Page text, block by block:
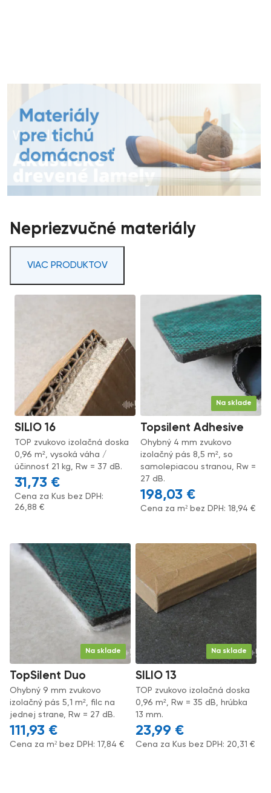
Nepriezvučné materiály
VIAC PRODUKTOV
SILIO 16
TOP zvukovo izolačná doska
0,96 m², vysoká váha /
účinnosť 21 kg, Rw = 37 dB.
31,73 €
Cena za Kus bez DPH:
26,88€
Na sklade
Topsilent Adhesive
Ohybný 4 mm zvukovo
izolačný pás 8,5 m², so
samolepiacou stranou, Rw =
27 dB.
198,03 €
Cena za m² bez DPH:18,94€
Na sklade
TopSilent Duo
Ohybný 9 mm zvukovo
izolačný pás 5,1 m², filc na
jednej strane, Rw = 27 dB.
111,93 €
Cena za m² bez DPH: 17,84 €
Na sklade
SILIO 13
TOP zvukovo izolačná doska
0,96 m², Rw = 35 dB, hrúbka
13 mm.
23,99 €
Cena za Kus bez DPH: 20,31 €